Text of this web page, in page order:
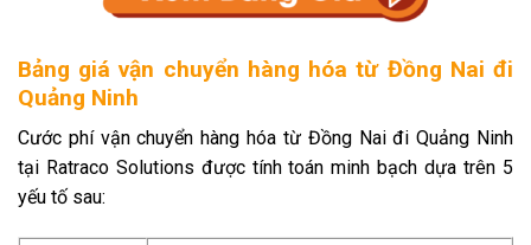
Bảng giá vận chuyển hàng hóa từ Đồng Nai đi
Quảng Ninh
Cước phí vận chuyển hàng hóa từ Đồng Nai đi Quảng Ninh
tại Ratraco Solutions được tính toán minh bạch dựa trên 5
yếu tố sau: